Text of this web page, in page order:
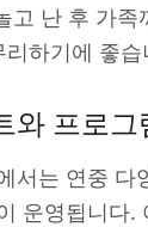
고 난 후 가
하기에 좋습
와 프로그
서는 연중 다
운영됩니다.